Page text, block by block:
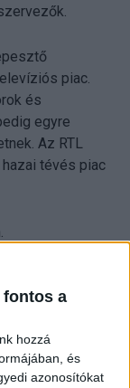
fontos a
hozzá
és
azonosítókat
piac.
és
egyre
Az RTL
tévés piac